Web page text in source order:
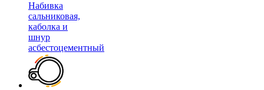
Набивка
сальниковая,
каболка и
шнур
асбестоцементный